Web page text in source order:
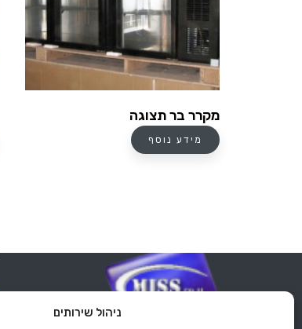
ניהול שירותים
מקרר בר תצוגה
מידע נוסף